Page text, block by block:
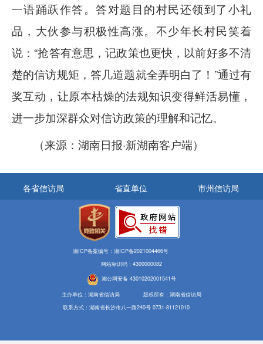
一语踊跃作答。答对题目的村民还领到了小礼
品，大伙参与积极性高涨。不少年长村民笑着
说：“抢答有意思，记政策也更快，以前好多不清
楚的信访规矩，答几道题就全弄明白了！”通过有
奖互动，让原本枯燥的法规知识变得鲜活易懂，
进一步加深群众对信访政策的理解和记忆。
（来源：湖南日报·新湖南客户端）
各省信访局 省直单位 市州信访局
湘ICP备案编号：湘ICP备2021004466号
网站标识码：4300000082
湘公网安备 43010202001541号
主办单位：湖南省信访局
版权所有：湖南省信访局
联系方式：湖南省长沙市八一路240号 0731-81121010